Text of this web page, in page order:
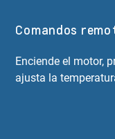
Comandos
Enciende el motor,
ajusta la